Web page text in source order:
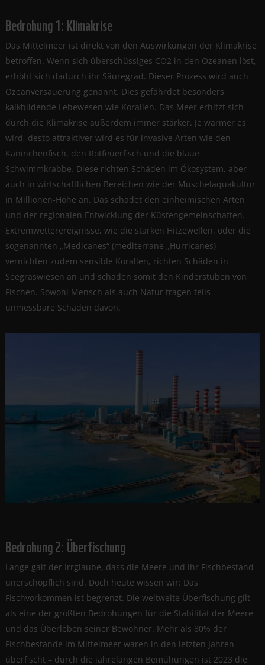
Bedrohung 1: Klimakrise
Das Mittelmeer ist direkt von den Auswirkungen der Klimakrise
betroffen. Wenn sich überschüssiges CO2 in den Ozeanen löst,
erhöht sich dadurch ihr Säuregrad. Dieser Prozess wird auch
Ozeanversauerung genannt. Dies gefährdet besonders
kalkbildende Lebewesen wie Korallen. Das Meer erhitzt sich
durch die Klimakrise außerdem immer stärker. Je wärmer es
wird, desto attraktiver wird es für invasive Arten wie den
Kaninchenfisch, den Rotfeuerfisch und die blaue
Schwimmkrabbe. Diese richten Schäden im Ökosystem, aber
auch in wirtschaftlichen Bereichen wie der Muschelaquakultur
in Millionen-Höhe an. Das schadet den einheimischen Arten
und der regionalen Entwicklung der Küstengemeinschaften.
Extremwetterereignisse, wie die starken Hitzewellen, oder die
sogenannten „Medicanes“ (mediterrane „Hurricanes)
vernichten zudem sensible Korallen, richten Schäden in
Seegraswiesen an und schaden somit den Kinderstuben von
Fischen. Sowohl Mensch als auch Natur tragen teils
unmessbare Schäden davon.
Bedrohung 2: Überfischung
Lange galt der Irrglaube, dass die Meere und ihr Fischbestand
unerschöpflich sind. Doch heute wissen wir: Das
Fischvorkommen ist begrenzt. Die weltweite Überfischung gilt
als eine der größten Bedrohungen für die Stabilität der Meere
und das Überleben seiner Bewohner. Mehr als 80% der
Fischbestände im Mittelmeer waren in den letzten Jahren
überfischt ­­­­­­­– durch die jahrelangen Bemühungen ist 2023 die